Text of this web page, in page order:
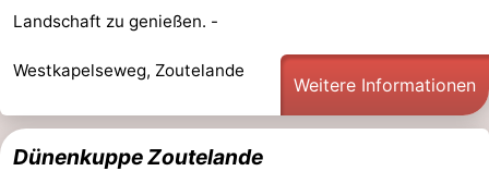
Sehen
&
tun
-
Museen
-
Landschaft zu genießen. -
Westkapelseweg, Zoutelande
Weitere Informationen
Dünenkuppe Zoutelande